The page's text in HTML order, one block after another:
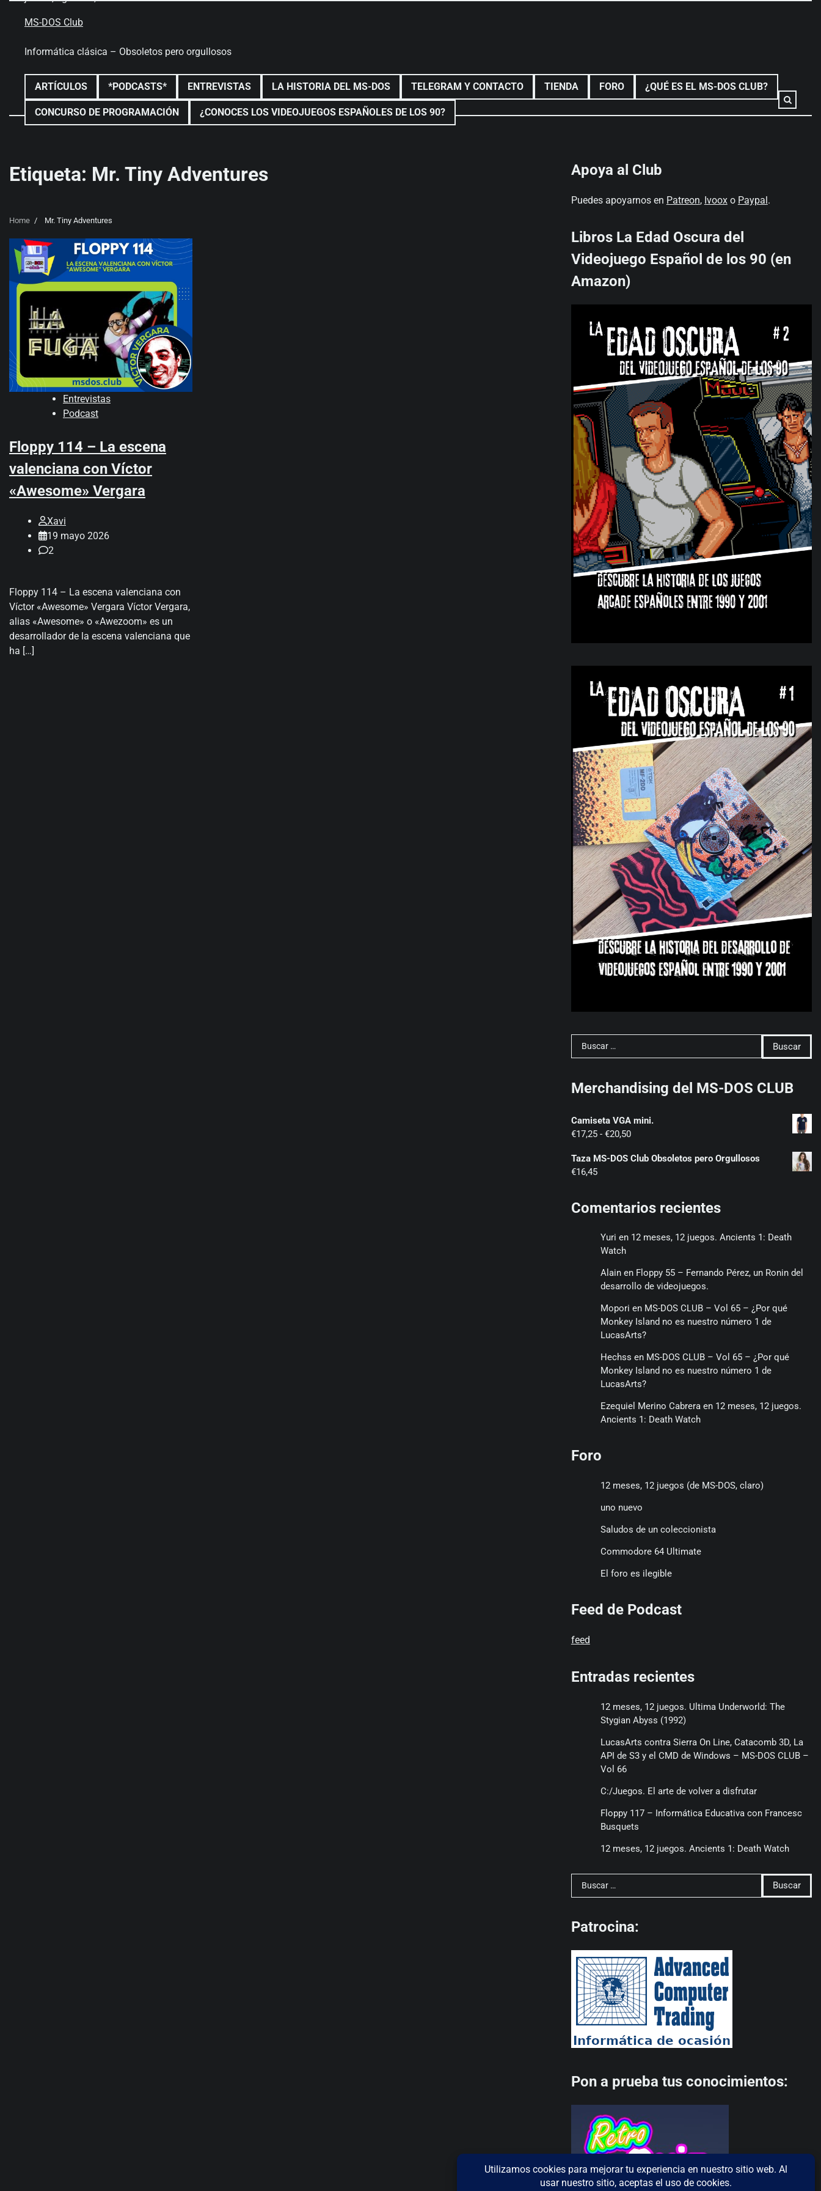
MS-DOS Club
Informática clásica – Obsoletos pero orgullosos
ARTÍCULOS *PODCASTS* ENTREVISTAS LA HISTORIA DEL MS-DOS TELEGRAM Y CONTACTO TIENDA FORO ¿QUÉ ES EL MS-DOS CLUB?
CONCURSO DE PROGRAMACIÓN ¿CONOCES LOS VIDEOJUEGOS ESPAÑOLES DE LOS 90?
Etiqueta: Mr. Tiny Adventures
Home Mr. Tiny Adventures
Entrevistas
Podcast
Floppy 114 – La escena
valenciana con Víctor
«Awesome» Vergara
Xavi
19 mayo 2026
2
Floppy 114 – La escena valenciana con
Víctor «Awesome» Vergara Víctor Vergara,
alias «Awesome» o «Awezoom» es un
desarrollador de la escena valenciana que
ha […]
Apoya al Club
Puedes apoyarnos en Patreon, Ivooxo Paypal.
Libros La Edad Oscura del
Videojuego Español de los 90 (en
Amazon)
Buscar:
Merchandising del MS-DOS CLUB
Camiseta VGA mini.
€17,25 - €20,50Rango
precios:
hasta
€20,50
Taza MS-DOS Club Obsoletos pero Orgullosos
€16,45
Comentarios recientes
Yuri en 12 meses, 12 juegos. Ancients 1: Death
Watch
Alainen Floppy 55 – Fernando Pérez, un Ronin del
desarrollo de videojuegos.
Mopori en MS-DOS CLUB – Vol 65 – ¿Por qué
Monkey Island no es nuestro número 1 de
LucasArts?
Hechss en MS-DOS CLUB – Vol 65 – ¿Por qué
Monkey Island no es nuestro número 1 de
LucasArts?
Ezequiel Merino Cabreraen 12 meses, 12 juegos.
Ancients 1: Death Watch
Foro
12 meses, 12 juegos (de MS-DOS, claro)
uno nuevo
Saludos de un coleccionista
Commodore 64 Ultimate
El foro es ilegible
Feed de Podcast
feed
Entradas recientes
12 meses, 12 juegos. Ultima Underworld: The
Stygian Abyss (1992)
LucasArts contra Sierra On Line, Catacomb 3D, La
API de S3 y el CMD de Windows – MS-DOS CLUB –
Vol 66
C:/Juegos. El arte de volver a disfrutar
Floppy 117 – Informática Educativa con Francesc
Busquets
12 meses, 12 juegos. Ancients 1: Death Watch
Buscar:
Patrocina:
Pon a prueba tus conocimientos: